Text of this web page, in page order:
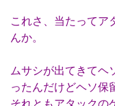
これさ、当たってア
んか。
ムサシが出てきてヘ
ったんだけどヘソ保